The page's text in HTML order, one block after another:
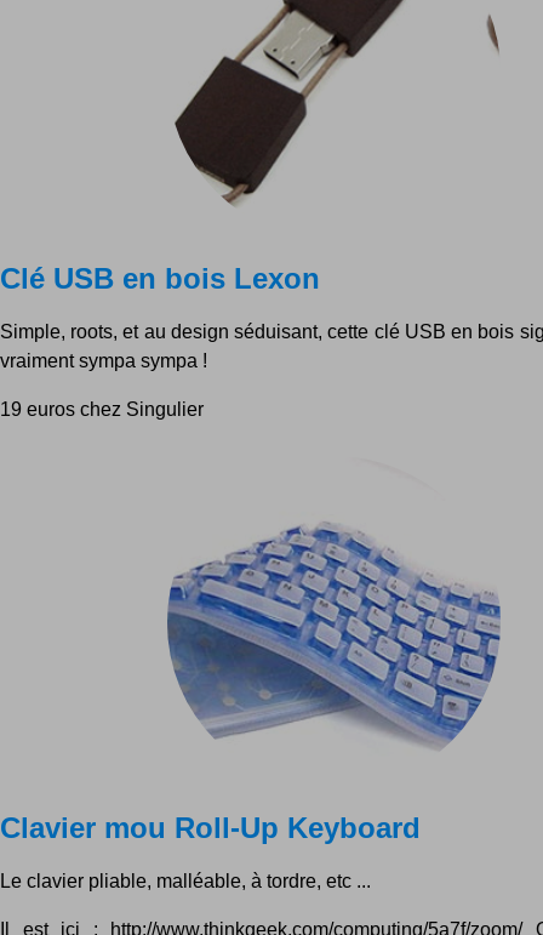
Clé USB en bois Lexon
Simple, roots, et au design séduisant, cette clé USB en bois
vraiment sympa sympa !
19 euros chez Singulier
Clavier mou Roll-Up Keyboard
Le clavier pliable, malléable, à tordre, etc ...
Il est ici : http://www.thinkgeek.com/computing/5a7f/